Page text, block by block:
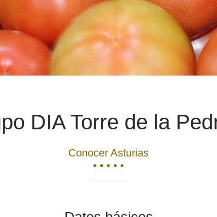
DIA Torre de la
Conocer Asturias
• • • • •